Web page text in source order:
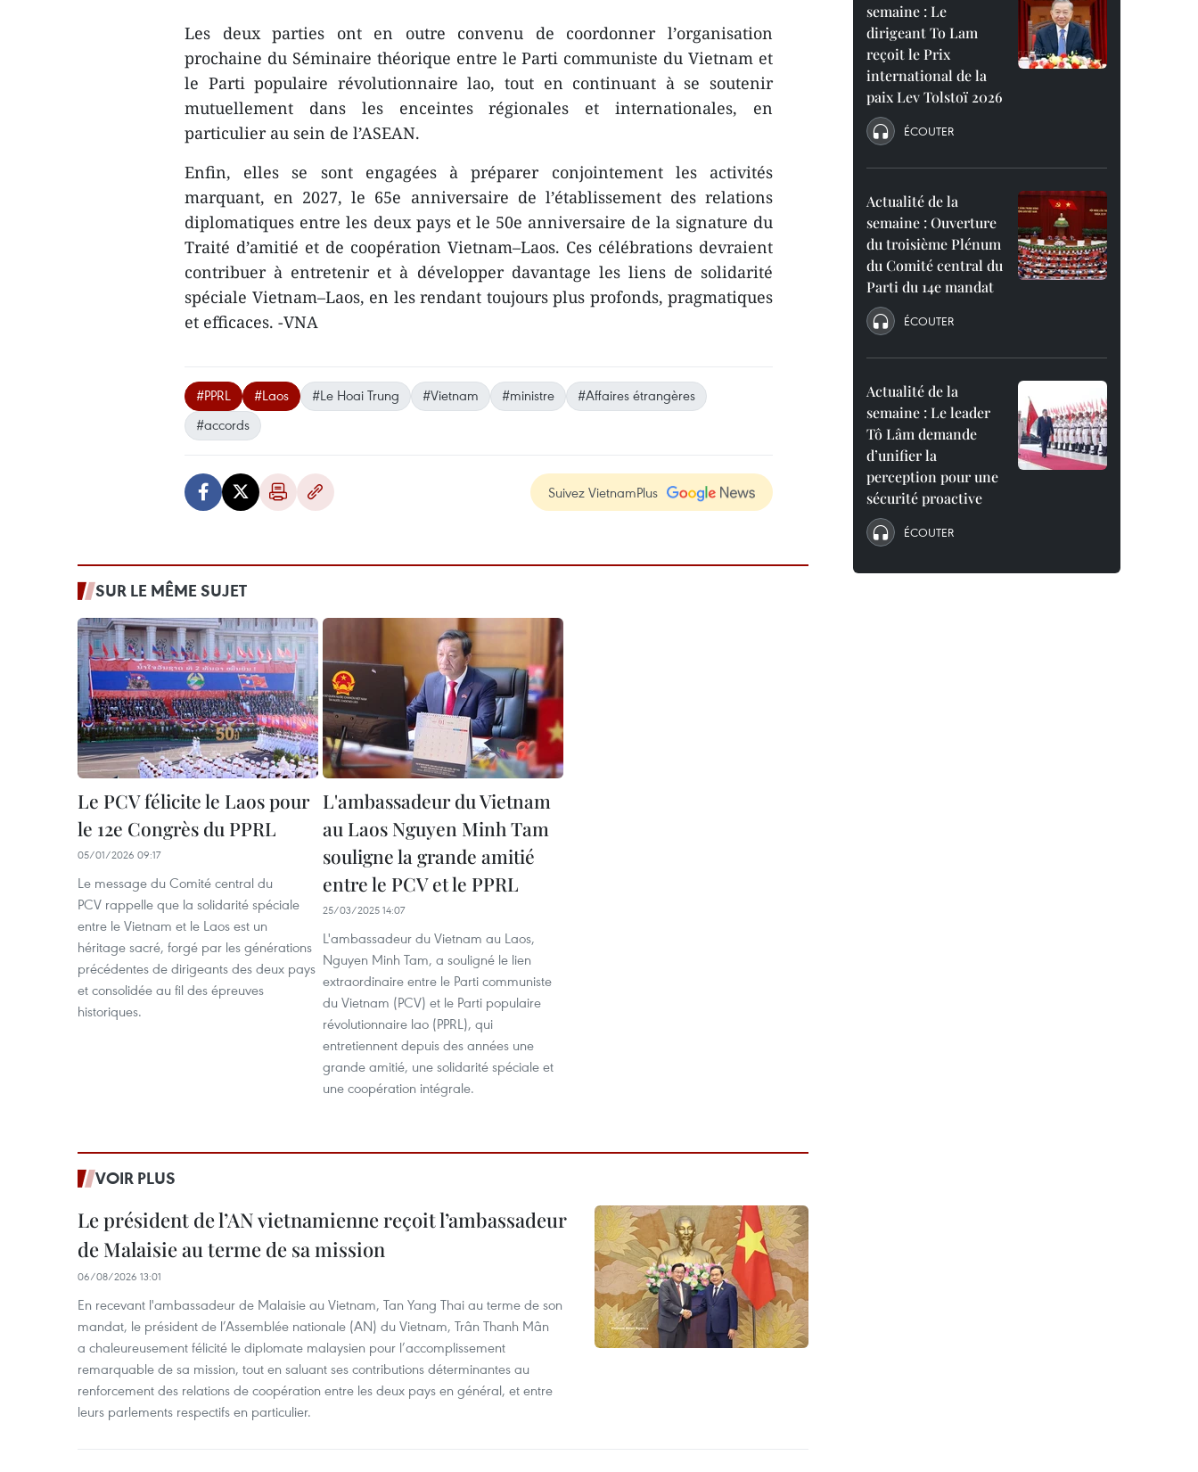
Les deux parties ont en outre convenu de coordonner l’organisation
prochaine du Séminaire théorique entre le Parti communiste du Vietnam et
le Parti populaire révolutionnaire lao, tout en continuant à se soutenir
mutuellement dans les enceintes régionales et internationales, en
particulier au sein de l’ASEAN.
Enfin, elles se sont engagées à préparer conjointement les activités
marquant, en 2027, le 65e anniversaire de l’établissement des relations
diplomatiques entre les deux pays et le 50e anniversaire de la signature du
Traité d’amitié et de coopération Vietnam–Laos. Ces célébrations devraient
contribuer à entretenir et à développer davantage les liens de solidarité
spéciale Vietnam–Laos, en les rendant toujours plus profonds, pragmatiques
et efficaces. -VNA
#PPRL #Laos #Le Hoai Trung #Vietnam #ministre
#Affaires étrangères
#accords
Suivez VietnamPlus
SUR LE MÊME SUJET
Le PCV félicite le Laos pour
le 12e Congrès du PPRL
05/01/2026 09:17
Le message du Comité central du
PCV rappelle que la solidarité spéciale
entre le Vietnam et le Laos est un
héritage sacré, forgé par les générations
précédentes de dirigeants des deux pays
et consolidée au fil des épreuves
historiques.
L'ambassadeur du Vietnam
au Laos Nguyen Minh Tam
souligne la grande amitié
entre le PCV et le PPRL
25/03/2025 14:07
L'ambassadeur du Vietnam au Laos,
Nguyen Minh Tam, a souligné le lien
extraordinaire entre le Parti communiste
du Vietnam (PCV) et le Parti populaire
révolutionnaire lao (PPRL), qui
entretiennent depuis des années une
grande amitié, une solidarité spéciale et
une coopération intégrale.
VOIR PLUS
Le président de l’AN vietnamienne reçoit l’ambassadeur
de Malaisie au terme de sa mission
06/08/2026 13:01
En recevant l'ambassadeur de Malaisie au Vietnam, Tan Yang Thai au terme de son
mandat, le président de l’Assemblée nationale (AN) du Vietnam, Trân Thanh Mân
a chaleureusement félicité le diplomate malaysien pour l’accomplissement
remarquable de sa mission, tout en saluant ses contributions déterminantes au
renforcement des relations de coopération entre les deux pays en général, et entre
leurs parlements respectifs en particulier.
semaine : Le
dirigeant To Lam
reçoit le Prix
international de la
paix Lev Tolstoï 2026
ÉCOUTER
Actualité de la
semaine : Ouverture
du troisième Plénum
du Comité central du
Parti du 14e mandat
ÉCOUTER
Actualité de la
semaine : Le leader
Tô Lâm demande
d’unifier la
perception pour une
sécurité proactive
ÉCOUTER